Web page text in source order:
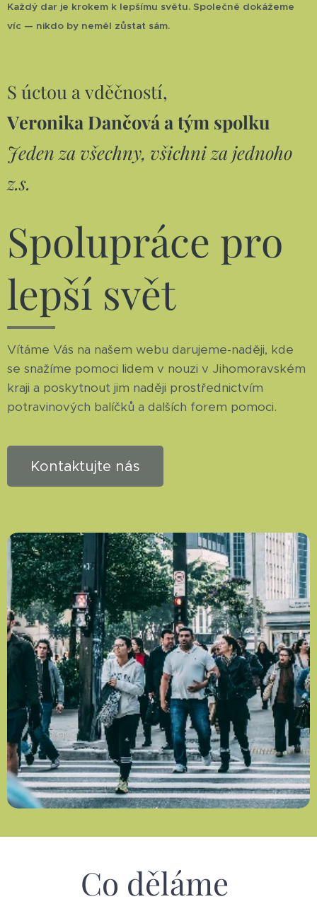
Každý dar je krokem k lepšímu světu. Společně dokážeme
víc — nikdo by neměl zůstat sám.
S úctou a vděčností,
Veronika Dančová a tým spolku
Jeden za všechny, všichni za jednoho
z.s.
Spolupráce pro
lepší svět
Vítáme Vás na našem webu darujeme-naději, kde
se snažíme pomoci lidem v nouzi v Jihomoravském
kraji a poskytnout jim naději prostřednictvím
potravinových balíčků a dalších forem pomoci.
Kontaktujte nás
Co děláme